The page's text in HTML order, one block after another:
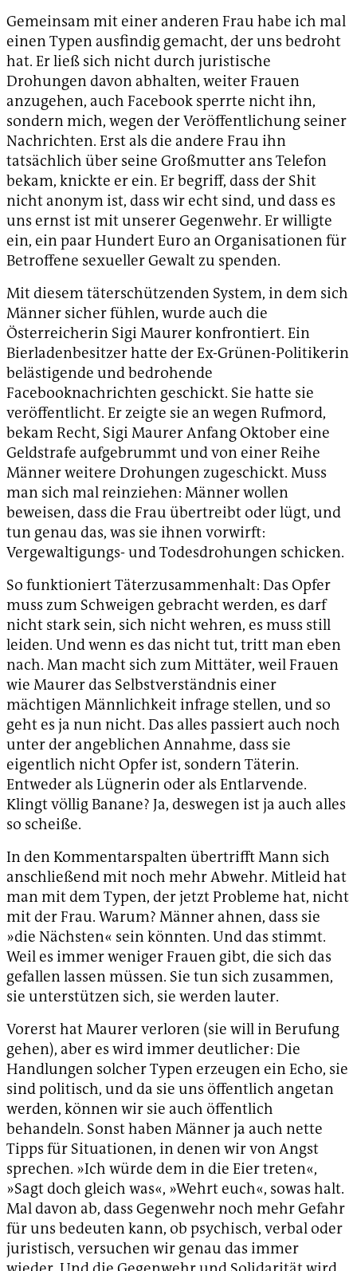
Gemeinsam mit einer anderen Frau habe ich mal
einen Typen ausfindig gemacht, der uns bedroht
hat. Er ließ sich nicht durch juristische
Drohungen davon abhalten, weiter Frauen
anzugehen, auch Facebook sperrte nicht ihn,
sondern mich, wegen der Veröffentlichung seiner
Nachrichten. Erst als die andere Frau ihn
tatsächlich über seine Großmutter ans Telefon
bekam, knickte er ein. Er begriff, dass der Shit
nicht anonym ist, dass wir echt sind, und dass es
uns ernst ist mit unserer Gegenwehr. Er willigte
ein, ein paar Hundert Euro an Organisationen für
Betroffene sexueller Gewalt zu spenden.
Mit diesem täterschützenden System, in dem sich
Männer sicher fühlen, wurde auch die
Österreicherin Sigi Maurer konfrontiert. Ein
Bierladenbesitzer hatte der Ex-Grünen-Politikerin
belästigende und bedrohende
Facebooknachrichten geschickt. Sie hatte sie
veröffentlicht. Er zeigte sie an wegen Rufmord,
bekam Recht, Sigi Maurer Anfang Oktober eine
Geldstrafe aufgebrummt und von einer Reihe
Männer weitere Drohungen zugeschickt. Muss
man sich mal reinziehen: Männer wollen
beweisen, dass die Frau übertreibt oder lügt, und
tun genau das, was sie ihnen vorwirft:
Vergewaltigungs- und Todesdrohungen schicken.
So funktioniert Täterzusammenhalt: Das Opfer
muss zum Schweigen gebracht werden, es darf
nicht stark sein, sich nicht wehren, es muss still
leiden. Und wenn es das nicht tut, tritt man eben
nach. Man macht sich zum Mittäter, weil Frauen
wie Maurer das Selbstverständnis einer
mächtigen Männlichkeit infrage stellen, und so
geht es ja nun nicht. Das alles passiert auch noch
unter der angeblichen Annahme, dass sie
eigentlich nicht Opfer ist, sondern Täterin.
Entweder als Lügnerin oder als Entlarvende.
Klingt völlig Banane? Ja, deswegen ist ja auch alles
so scheiße.
In den Kommentarspalten übertrifft Mann sich
anschließend mit noch mehr Abwehr. Mitleid hat
man mit dem Typen, der jetzt Probleme hat, nicht
mit der Frau. Warum? Männer ahnen, dass sie
»die Nächsten« sein könnten. Und das stimmt.
Weil es immer weniger Frauen gibt, die sich das
gefallen lassen müssen. Sie tun sich zusammen,
sie unterstützen sich, sie werden lauter.
Vorerst hat Maurer verloren (sie will in Berufung
gehen), aber es wird immer deutlicher: Die
Handlungen solcher Typen erzeugen ein Echo, sie
sind politisch, und da sie uns öffentlich angetan
werden, können wir sie auch öffentlich
behandeln. Sonst haben Männer ja auch nette
Tipps für Situationen, in denen wir von Angst
sprechen. »Ich würde dem in die Eier treten«,
»Sagt doch gleich was«, »Wehrt euch«, sowas halt.
Mal davon ab, dass Gegenwehr noch mehr Gefahr
für uns bedeuten kann, ob psychisch, verbal oder
juristisch, versuchen wir genau das immer